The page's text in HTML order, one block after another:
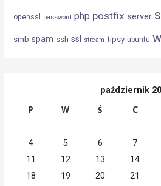
openssl password php postfix server
smb spam ssh ssl stream tipsy ubuntu
październik
P W Ś C
4
5 6 7
11
12 13 14
18
19 20 21